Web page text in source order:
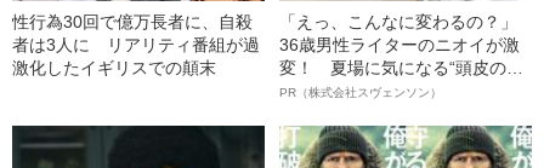
性行為30回で億万長者に、自殺
者は3人に リアリティ番組が過
激化したイギリスでの顛末
「えっ、こんなに変わるの？」
36歳男性ライターのニオイが激
変！ 夏場に気になる“頭皮のニ
オイ”や“ベタつき”を解消す
ト”が生み出した徹底ケアとは
PR（株式会社スヴェンソン）